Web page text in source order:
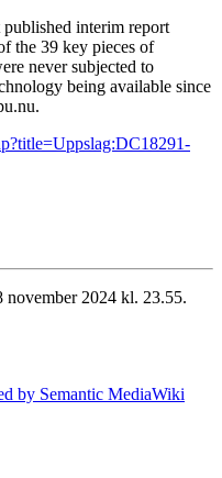
interim report
the 39 key pieces of
never subjected to
being available since
november 2024 kl. 23.55.
by Semantic MediaWiki